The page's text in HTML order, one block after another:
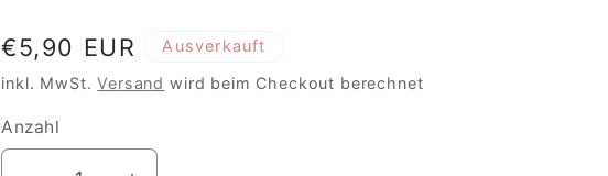
Normaler
Preis
€5,90 EUR Ausverkauft
inkl. MwSt.Versand wird beim Checkout berechnet
Anzahl